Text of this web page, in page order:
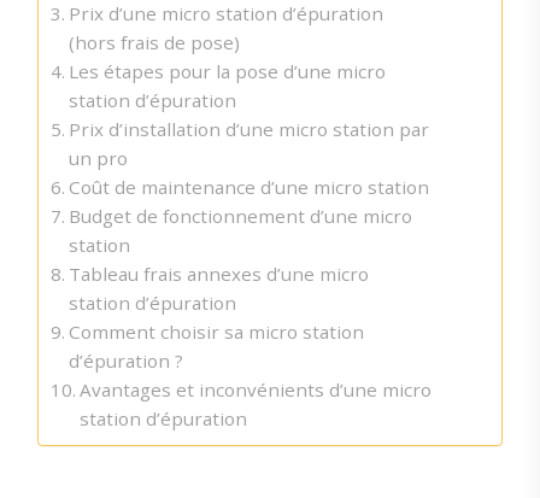
Prix d’une micro station d’épuration
(hors frais de pose)
Les étapes pour la pose d’une micro
station d’épuration
Prix d’installation d’une micro station par
un pro
Coût de maintenance d’une micro station
Budget de fonctionnement d’une micro
station
Tableau frais annexes d’une micro
station d’épuration
Comment choisir sa micro station
d’épuration ?
Avantages et inconvénients d’une micro
station d’épuration